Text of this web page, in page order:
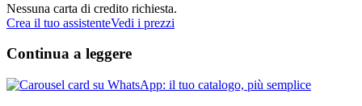
Nessuna carta di credito richiesta.
Crea il tuo assistenteVedi i prezzi
Continua a leggere